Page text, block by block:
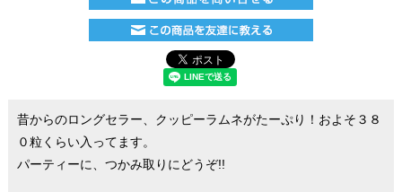
昔からのロングセラー、クッピーラムネがたーぷり！およそ３８
０粒くらい入ってます。
パーティーに、つかみ取りにどうぞ!!